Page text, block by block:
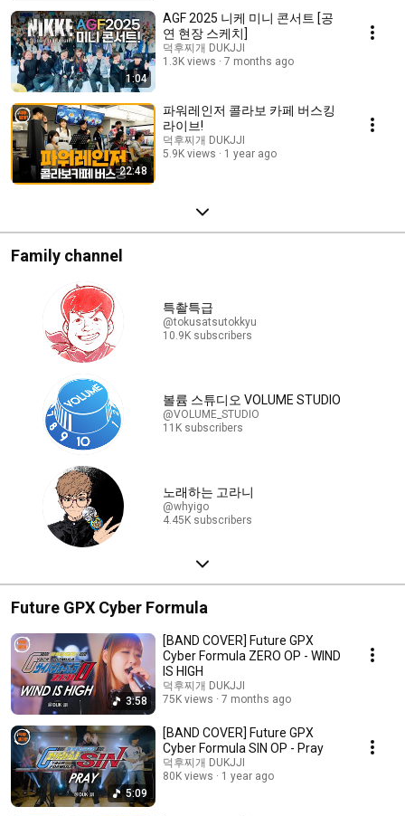
1:04
AGF 2025 니케 미니 콘서트 [공
연 현장 스케치]
덕후찌개 DUKJJI
1.3K views
7 months ago
22:48
파워레인저 콜라보 카페 버스킹
라이브!
덕후찌개 DUKJJI
5.9K views
1 year ago
Family channel
특촬특급
@tokusatsutokkyu
10.9K subscribers
볼륨 스튜디오 VOLUME STUDIO
@VOLUME_STUDIO
11K subscribers
노래하는 고라니
@whyigo
4.45K subscribers
Future GPX Cyber Formula
3:58
[BAND COVER] Future GPX
Cyber Formula ZERO OP - WIND
IS HIGH
덕후찌개 DUKJJI
75K views
7 months ago
5:09
[BAND COVER] Future GPX
Cyber Formula SIN OP - Pray
덕후찌개 DUKJJI
80K views
1 year ago